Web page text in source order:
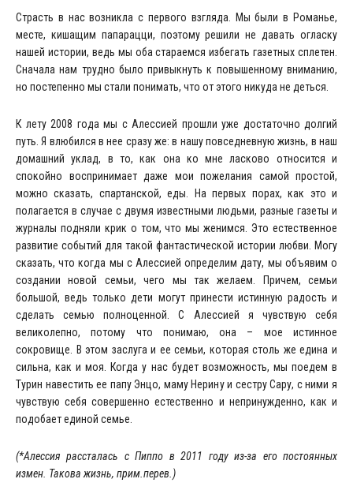
Страсть в нас возникла с первого взгляда. Мы были в Романье,
месте, кишащим папарацци, поэтому решили не давать огласку
нашей истории, ведь мы оба стараемся избегать газетных сплетен.
Сначала нам трудно было привыкнуть к повышенному вниманию,
но постепенно мы стали понимать, что от этого никуда не деться.
К лету 2008 года мы с Алессией прошли уже достаточно долгий
путь. Я влюбился в нее сразу же: в нашу повседневную жизнь, в наш
домашний уклад, в то, как она ко мне ласково относится и
спокойно воспринимает даже мои пожелания самой простой,
можно сказать, спартанской, еды. На первых порах, как это и
полагается в случае с двумя известными людьми, разные газеты и
журналы подняли крик о том, что мы женимся. Это естественное
развитие событий для такой фантастической истории любви. Могу
сказать, что когда мы с Алессией определим дату, мы объявим о
создании новой семьи, чего мы так желаем. Причем, семьи
большой, ведь только дети могут принести истинную радость и
сделать семью полноценной. С Алессией я чувствую себя
великолепно, потому что понимаю, она – мое истинное
сокровище. В этом заслуга и ее семьи, которая столь же едина и
сильна, как и моя. Когда у нас будет возможность, мы поедем в
Турин навестить ее папу Энцо, маму Нерину и сестру Сару, с ними я
чувствую себя совершенно естественно и непринужденно, как и
подобает единой семье.
(*Алессия рассталась с Пиппо в 2011 году из-за его постоянных
измен. Такова жизнь, прим.перев.)